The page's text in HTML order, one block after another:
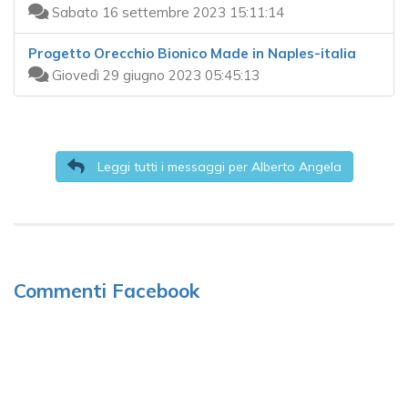
Sabato 16 settembre 2023 15:11:14
Progetto Orecchio Bionico Made in Naples-italia
Giovedì 29 giugno 2023 05:45:13
Leggi tutti i messaggi per Alberto Angela
Commenti Facebook